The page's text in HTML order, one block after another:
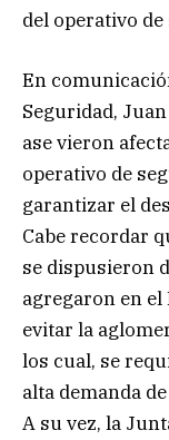
del operativo
En
Seguridad,
ase vieron
operativo de
garantizar el
Cabe recordar
se dispusieron
agregaron en el
evitar la
los cual, se
alta demanda
A su vez, la